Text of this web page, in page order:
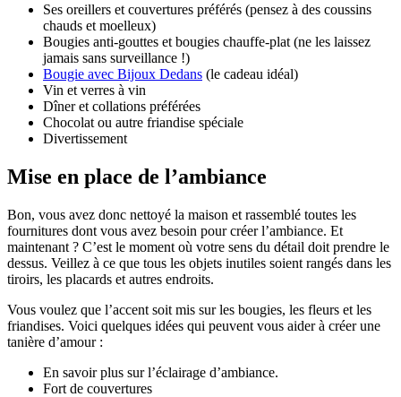
Ses oreillers et couvertures préférés (pensez à des coussins
chauds et moelleux)
Bougies anti-gouttes et bougies chauffe-plat (ne les laissez
jamais sans surveillance !)
Bougie avec Bijoux Dedans (le cadeau idéal)
Vin et verres à vin
Dîner et collations préférées
Chocolat ou autre friandise spéciale
Divertissement
Mise en place de l’ambiance
Bon, vous avez donc nettoyé la maison et rassemblé toutes les
fournitures dont vous avez besoin pour créer l’ambiance. Et
maintenant ? C’est le moment où votre sens du détail doit prendre le
dessus. Veillez à ce que tous les objets inutiles soient rangés dans les
tiroirs, les placards et autres endroits.
Vous voulez que l’accent soit mis sur les bougies, les fleurs et les
friandises. Voici quelques idées qui peuvent vous aider à créer une
tanière d’amour :
En savoir plus sur l’éclairage d’ambiance.
Fort de couvertures